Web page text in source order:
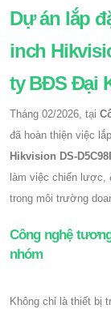
Dự án lắp
inch
ty BĐS Đại
Tháng 02/2026, tại
đã hoàn thiện việc
Hikvision DS-
làm việc chiến lược,
trong môi trường
Công nghệ
nhóm
Không chỉ là thiết bị